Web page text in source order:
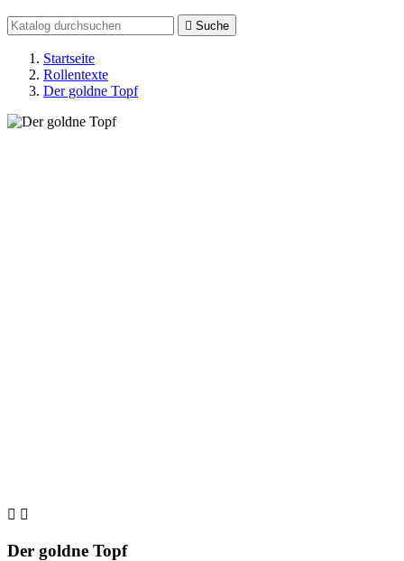
 Suche
Startseite
Rollentexte
Der goldne Topf
 
Der goldne Topf